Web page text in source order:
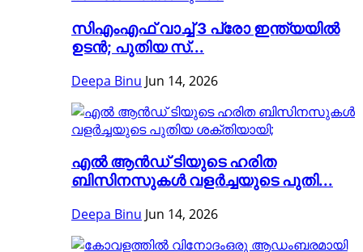
സിഎംഎഫ് വാച്ച് 3 പ്രോ ഇന്ത്യയിൽ
ഉടൻ; പുതിയ സ്...
Deepa Binu Jun 14, 2026
എൽ ആൻഡ് ടിയുടെ ഹരിത
ബിസിനസുകൾ വളർച്ചയുടെ പുതി...
Deepa Binu Jun 14, 2026